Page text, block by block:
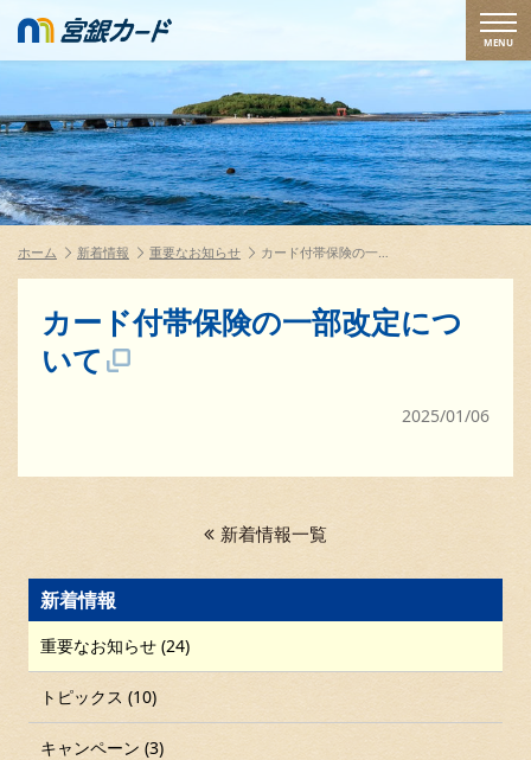
MENU
ホーム 新着情報 重要なお知らせ カード付帯保険の一…
カード付帯保険の一部改定につ
いて
2025/01/06
新着情報一覧
新着情報
重要なお知らせ (24)
トピックス (10)
キャンペーン (3)